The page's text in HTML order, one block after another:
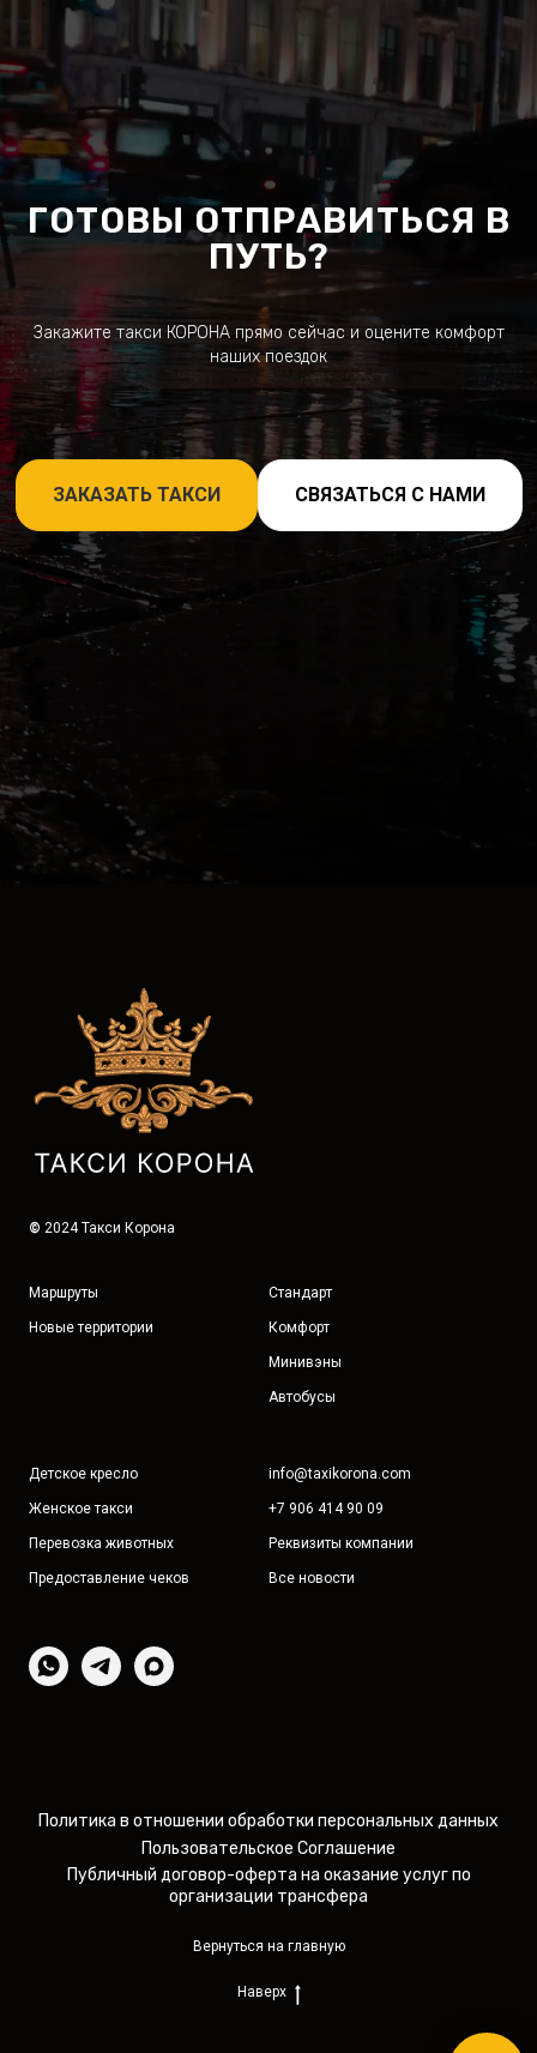
ГОТОВЫ ОТПРАВИТЬСЯ В
ПУТЬ?
Закажите такси КОРОНА прямо сейчас и оцените комфорт
наших поездок
ЗАКАЗАТЬ ТАКСИ СВЯЗАТЬСЯ С НАМИ
© 2024 Такси Корона
Маршруты
Новые территории
Стандарт
Комфорт
Минивэны
Автобусы
Детское кресло
Женское такси
Перевозка животных
Предоставление чеков
info@taxikorona.com
+7 906 414 90 09
Реквизиты компании
Все новости
Политика в отношении обработки персональных данных
Пользовательское Соглашение
Публичный договор-оферта на оказание услуг по
организации трансфера
Вернуться на главную
Наверх